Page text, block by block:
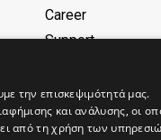
Career
Support
Blog
την επισκεψιμότητά μας.
και ανάλυσης, οι
από τη χρήση των